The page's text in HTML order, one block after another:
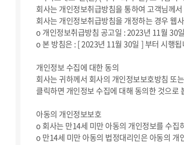
회사는 개인정보취급방침을 통하여 고객님께
회사는 개인정보취급방침을 개정하는 경우 웹
ο 개인정보취급방침 공고일 : 2023년 11월 30일
ο 본 방침은 : [ 2023년 11월 30일 ] 부터 시행
개인정보 수집에 대한 동의
회사는 귀하께서 회사의 개인정보보호방침 또
클릭하면 개인정보 수집에 대해 동의한 것으로
아동의 개인정보보호
ο 회사는 만14세 미만 아동의 개인정보를 수
ο 만14세 미만 아동의 법정대리인은 아동의